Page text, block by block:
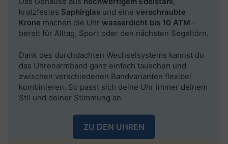
kratzfestes Saphirglas und eineverschraubte
Krone machen die Uhrwasserdicht bis 10 ATM –
bereit für Alltag, Sport oder den nächsten Segeltörn.
Dank des durchdachten Wechselsystems kannst du
das Uhrenarmband ganz einfach tauschen und
zwischen verschiedenen Bandvarianten flexibel
kombinieren. So passt sich deine Uhr immer deinem
Stil und deiner Stimmung an.
ZU DEN UHREN